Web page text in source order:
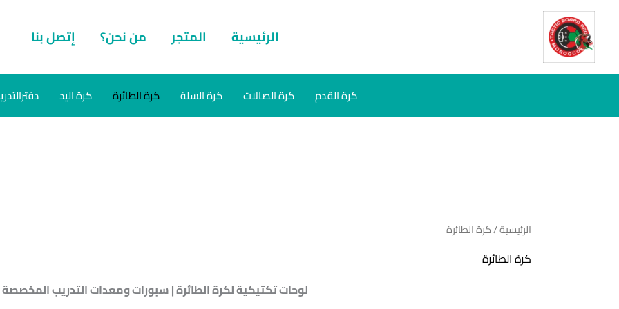
تخطي
المحتوى
الرئيسية المتجر من نحن؟ إتصل بنا
كرة القدم كرة الصالات كرة السلة كرة الطائرة كرة اليد
الرئيسية/ كرة الطائرة
كرة الطائرة
لوحات تكتيكية لكرة الطائرة | سبورات ومعدات التدريب المخصصة